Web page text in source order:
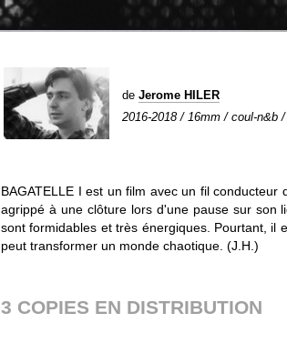
de Jerome HILER
2016-2018 / 16mm / coul-n&b
BAGATELLE I est un film avec un fil
agrippé à une clôture lors d'une pause sur son
sont formidables et très énergiques. Pourtant, il
peut transformer un monde chaotique. (J.H.)
3 COPIES EN DISTRIBUTION